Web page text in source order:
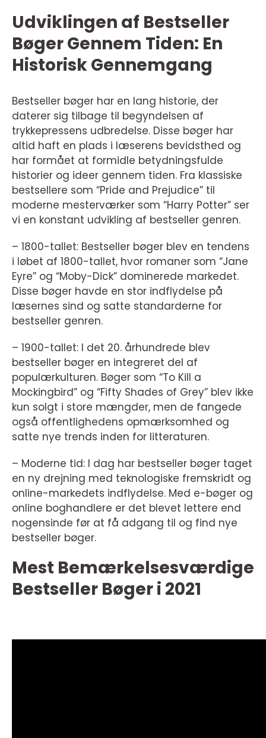
Udviklingen af Bestseller
Bøger Gennem Tiden: En
Historisk Gennemgang
Bestseller bøger har en lang historie, der
daterer sig tilbage til begyndelsen af
trykkepressens udbredelse. Disse bøger har
altid haft en plads i læserens bevidsthed og
har formået at formidle betydningsfulde
historier og ideer gennem tiden. Fra klassiske
bestsellere som “Pride and Prejudice” til
moderne mesterværker som “Harry Potter” ser
vi en konstant udvikling af bestseller genren.
– 1800-tallet: Bestseller bøger blev en tendens
i løbet af 1800-tallet, hvor romaner som “Jane
Eyre” og “Moby-Dick” dominerede markedet.
Disse bøger havde en stor indflydelse på
læsernes sind og satte standarderne for
bestseller genren.
– 1900-tallet: I det 20. århundrede blev
bestseller bøger en integreret del af
populærkulturen. Bøger som “To Kill a
Mockingbird” og “Fifty Shades of Grey” blev ikke
kun solgt i store mængder, men de fangede
også offentlighedens opmærksomhed og
satte nye trends inden for litteraturen.
– Moderne tid: I dag har bestseller bøger taget
en ny drejning med teknologiske fremskridt og
online-markedets indflydelse. Med e-bøger og
online boghandlere er det blevet lettere end
nogensinde før at få adgang til og find nye
bestseller bøger.
Mest Bemærkelsesværdige
Bestseller Bøger i 2021